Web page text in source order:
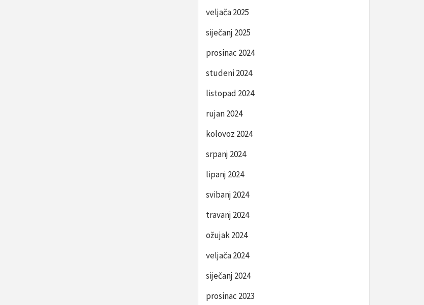
veljača 2025
siječanj 2025
prosinac 2024
studeni 2024
listopad 2024
rujan 2024
kolovoz 2024
srpanj 2024
lipanj 2024
svibanj 2024
travanj 2024
ožujak 2024
veljača 2024
siječanj 2024
prosinac 2023